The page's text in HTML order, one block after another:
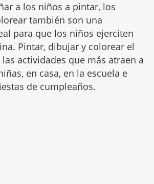
a los niños a pintar, los
también son una
para que los niños ejerciten
Pintar, dibujar y colorear el
actividades que más atraen a
en casa, en la escuela e
de cumpleaños.